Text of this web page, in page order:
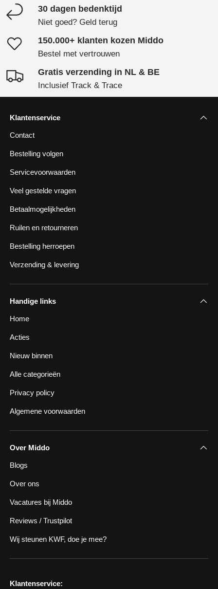
30 dagen bedenktijd
Niet goed? Geld terug
150.000+ klanten kozen Middo
Bestel met vertrouwen
Gratis verzending in NL & BE
Inclusief Track & Trace
Klantenservice
Contact
Bestelling volgen
Servicevoorwaarden
Veel gestelde vragen
Betaalmogelijkheden
Ruilen en retourneren
Bestelling herroepen
Verzending & levering
Handige links
Home
Acties
Nieuw binnen
Alle categorieën
Privacy policy
Algemene voorwaarden
Over Middo
Blogs
Over ons
Vacatures bij Middo
Reviews / Trustpilot
Wij steunen KWF, doe je mee?
Klantenservice: